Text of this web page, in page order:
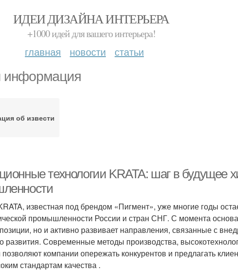
ИДЕИ ДИЗАЙНА ИНТЕРЬЕРА
+1000 идей для вашего интерьера!
главная новости статьи
об извести
технологии KRATA: шаг в будущее
известная под брендом «Пигмент», уже многие годы
промышленности России и стран СНГ. С момента
но и активно развивает направления, связанные с
развития. Современные методы производства,
позволяют компании опережать конкурентов и предлагать
стандартам качества .